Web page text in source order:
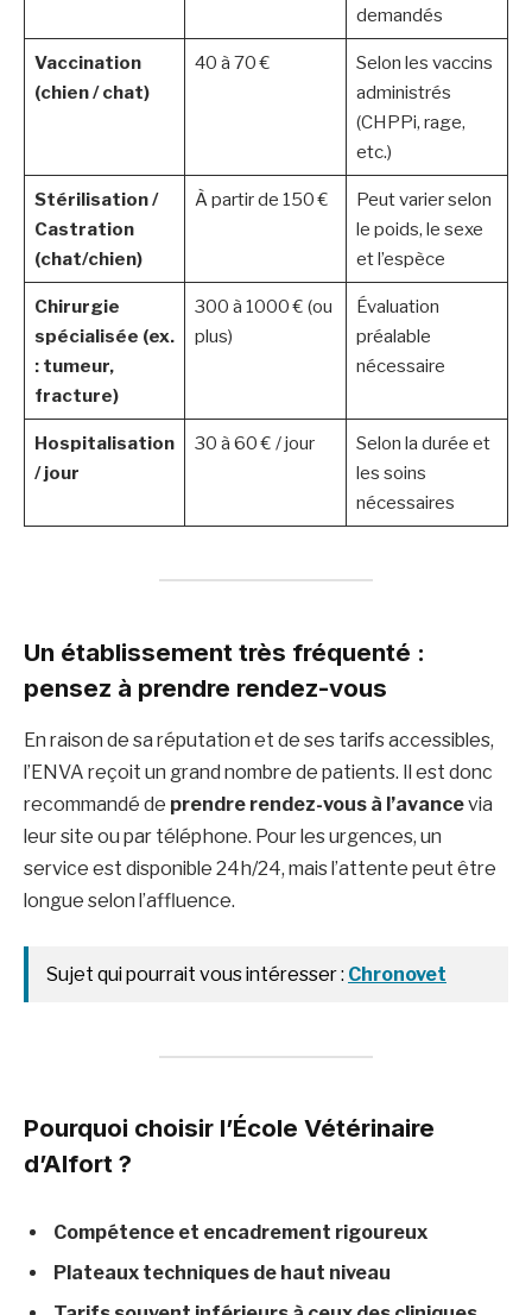
demandés
Vaccination
(chien / chat)
40 à 70 €
Selon les vaccins
administrés
(CHPPi, rage,
etc.)
Stérilisation /
Castration
(chat/chien)
À partir de 150 €
Peut varier selon
le poids, le sexe
et l’espèce
Chirurgie
spécialisée (ex.
: tumeur,
fracture)
300 à 1000 € (ou
plus)
Évaluation
préalable
nécessaire
Hospitalisation
/ jour
30 à 60 € / jour
Selon la durée et
les soins
nécessaires
Un établissement très fréquenté :
pensez à prendre rendez-vous
En raison de sa réputation et de ses tarifs accessibles,
l’ENVA reçoit un grand nombre de patients. Il est donc
recommandé de prendre rendez-vous à l’avancevia
leur site ou par téléphone. Pour les urgences, un
service est disponible 24h/24, mais l’attente peut être
longue selon l’affluence.
Sujet qui pourrait vous intéresser : Chronovet
Pourquoi choisir l’École Vétérinaire
d’Alfort ?
Compétence et encadrement rigoureux
Plateaux techniques de haut niveau